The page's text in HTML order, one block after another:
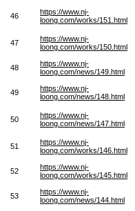
46
https://www.nj-
loong.com/works/151.html
47
https://www.nj-
loong.com/works/150.html
48
https://www.nj-
loong.com/news/149.html
49
https://www.nj-
loong.com/news/148.html
50
https://www.nj-
loong.com/news/147.html
51
https://www.nj-
loong.com/works/146.html
52
https://www.nj-
loong.com/works/145.html
53
https://www.nj-
loong.com/news/144.html